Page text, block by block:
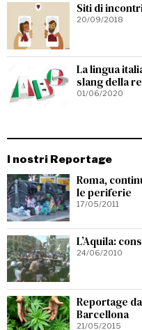
Siti di
20/09/2018
La lingua
slang della
01/06/2020
I nostri Reportage
Roma,
le periferie
17/05/2011
L’Aquila:
24/06/2010
Reportage
Barcellona
21/05/2015